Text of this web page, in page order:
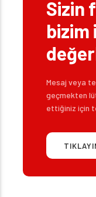
Sizin
bizim
Mesaj veya
geçmekten
ettiğiniz için